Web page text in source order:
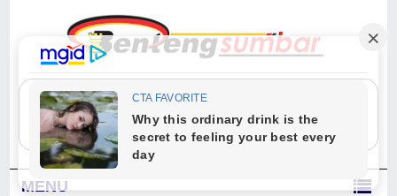
"Sesungguhnya Allah dan para malaikat-Nya berselawat untuk Nabi.
Wahai orang-orang yang beriman, berselawatlah kamu untuk Nabi dan
ucapkanlah salam dengan penuh penghormatan kepadanya." (Qs. Al
Ahzab Ayat 56)
MENU